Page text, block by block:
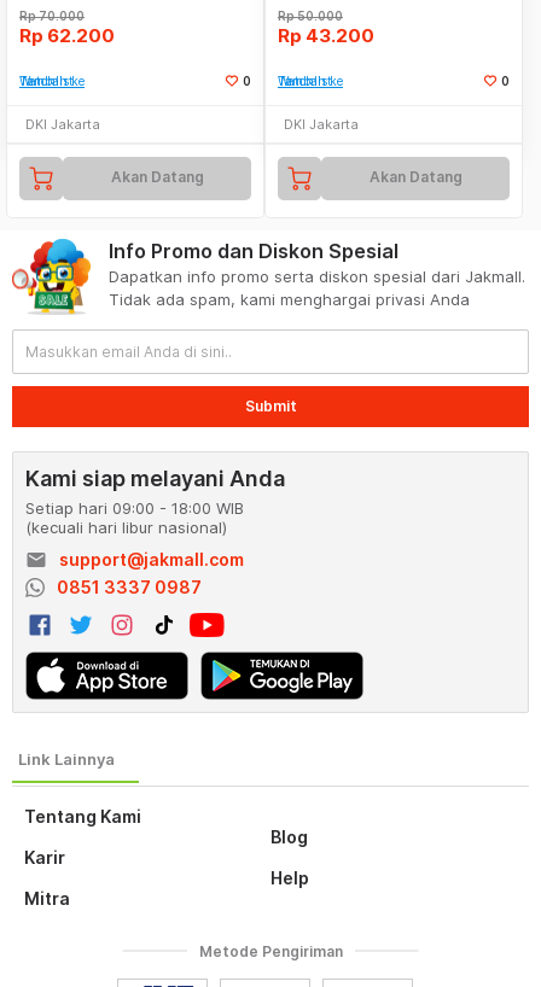
Rp70.000
Rp 62.200
Tambah ke Watchlist 0
DKI Jakarta
Akan Datang
Rp50.000
Rp 43.200
Tambah ke Watchlist 0
DKI Jakarta
Akan Datang
Tentang Kami
Karir
Mitra
Blog
Help
Info Promo dan Diskon Spesial
Dapatkan info promo serta diskon spesial dari Jakmall.
Tidak ada spam, kami menghargai privasi Anda
Submit
Kami siap melayani Anda
Setiap hari 09:00 - 18:00 WIB
(kecuali hari libur nasional)
email
support@jakmall.com
0851 3337 0987
Metode Pengiriman